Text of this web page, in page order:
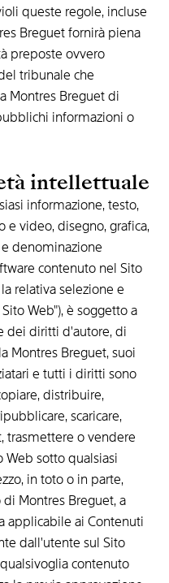
queste regole, incluse
Breguet fornirà piena
preposte ovvero
tribunale che
Montres Breguet di
informazioni o
intellettuale
informazione, testo,
e video, disegno, grafica,
denominazione
contenuto nel Sito
relativa selezione e
Web"), è soggetto a
dei diritti d'autore, di
Montres Breguet, suoi
e tutti i diritti sono
distribuire,
scaricare,
trasmettere o vendere
sotto qualsiasi
in toto o in parte,
Montres Breguet, a
applicabile ai Contenuti
dall'utente sul Sito
contenuto